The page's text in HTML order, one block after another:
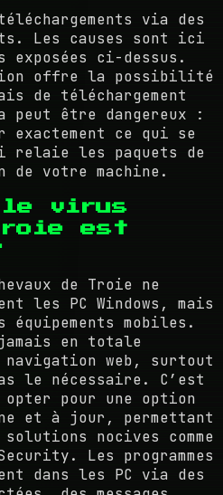
via des
Les causes sont ici
exposées ci-dessus.
offre la possibilité
de téléchargement
peut être dangereux :
exactement ce qui se
relaie les paquets de
de votre machine.
le virus
est
de Troie ne
les PC Windows, mais
mobiles.
en totale
web, surtout
le nécessaire. C’est
opter pour une option
et à jour, permettant
nocives comme
Les programmes
dans les PC via des